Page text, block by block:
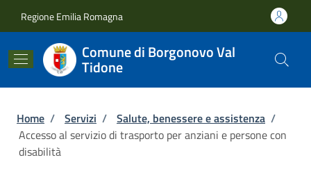
Regione Emilia Romagna
Comune di Borgonovo Val
Tidone
Briciole di pane
Home / Servizi / Salute, benessere e assistenza /
Accesso al servizio di trasporto per anziani e persone con
disabilità